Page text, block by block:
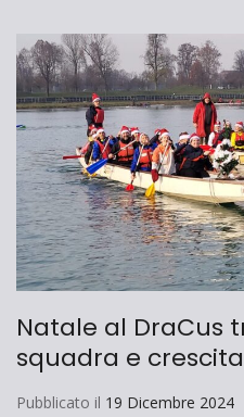
Natale al DraCus
squadra e crescita
Pubblicato il 19 Dicembre 2024